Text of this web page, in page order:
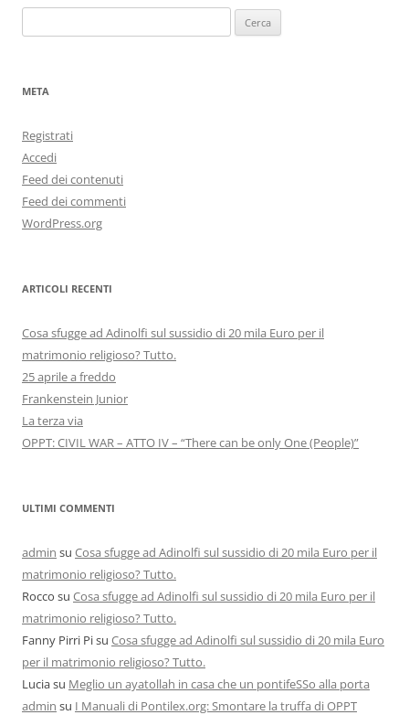
per:
META
Registrati
Accedi
Feed dei contenuti
Feed dei commenti
WordPress.org
ARTICOLI RECENTI
Cosa sfugge ad Adinolfi sul sussidio di 20 mila Euro per il
matrimonio religioso? Tutto.
25 aprile a freddo
Frankenstein Junior
La terza via
OPPT: CIVIL WAR – ATTO IV – “There can be only One (People)”
ULTIMI COMMENTI
admin su Cosa sfugge ad Adinolfi sul sussidio di 20 mila Euro per il
matrimonio religioso? Tutto.
Rocco su Cosa sfugge ad Adinolfi sul sussidio di 20 mila Euro per il
matrimonio religioso? Tutto.
Fanny Pirri Pisu Cosa sfugge ad Adinolfi sul sussidio di 20 mila Euro
per il matrimonio religioso? Tutto.
Luciasu Meglio un ayatollah in casa che un pontifeSSo alla porta
admin su I Manuali di Pontilex.org: Smontare la truffa di OPPT